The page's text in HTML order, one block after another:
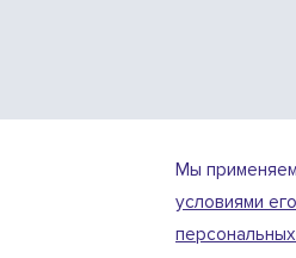
Design
by
Мы
условиями